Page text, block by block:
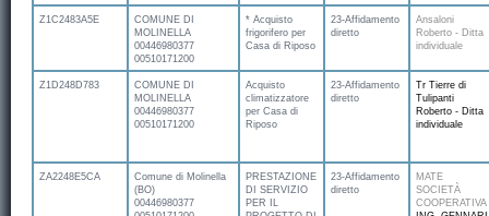
Z1C2483A5E
COMUNE DI
MOLINELLA
00446980377
00510171200
* Acquisto
frigorifero per
Casa di Riposo
23-Affidamento
diretto
Ansaloni
Roberto - Ditta
individuale
Z1D248D783
COMUNE DI
MOLINELLA
00446980377
00510171200
Acquisto
climatizzatore
per Casa di
Riposo
23-Affidamento
diretto
Tr Tierre di
Tulipanti
Roberto - Ditta
individuale
ZA2248E5CA
Comune di Molinella
(BO)
00446980377
PRESTAZIONE
DI SERVIZIO
PER IL
23-Affidamento
diretto
MATE
SOCIETÀ
COOPERATIVA